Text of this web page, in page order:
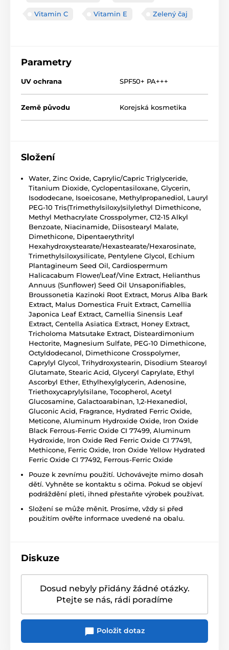
Vitamin C Vitamin E Zelený čaj
Parametry
UV ochrana SPF50+ PA+++
Země původu Korejská kosmetika
Složení
Water, Zinc Oxide, Caprylic/Capric Triglyceride,
Titanium Dioxide, Cyclopentasiloxane, Glycerin,
Isododecane, Isoeicosane, Methylpropanediol, Lauryl
PEG-10 Tris(Trimethylsiloxy)silylethyl Dimethicone,
Methyl Methacrylate Crosspolymer, C12-15 Alkyl
Benzoate, Niacinamide, Diisostearyl Malate,
Dimethicone, Dipentaerythrityl
Hexahydroxystearate/Hexastearate/Hexarosinate,
Trimethylsiloxysilicate, Pentylene Glycol, Echium
Plantagineum Seed Oil, Cardiospermum
Halicacabum Flower/Leaf/Vine Extract, Helianthus
Annuus (Sunflower) Seed Oil Unsaponifiables,
Broussonetia Kazinoki Root Extract, Morus Alba Bark
Extract, Malus Domestica Fruit Extract, Camellia
Japonica Leaf Extract, Camellia Sinensis Leaf
Extract, Centella Asiatica Extract, Honey Extract,
Tricholoma Matsutake Extract, Disteardimonium
Hectorite, Magnesium Sulfate, PEG-10 Dimethicone,
Octyldodecanol, Dimethicone Crosspolymer,
Caprylyl Glycol, Trihydroxystearin, Disodium Stearoyl
Glutamate, Stearic Acid, Glyceryl Caprylate, Ethyl
Ascorbyl Ether, Ethylhexylglycerin, Adenosine,
Triethoxycaprylylsilane, Tocopherol, Acetyl
Glucosamine, Galactoarabinan, 1,2-Hexanediol,
Gluconic Acid, Fragrance, Hydrated Ferric Oxide,
Meticone, Aluminum Hydroxide Oxide, Iron Oxide
Black Ferrous-Ferric Oxide CI 77499, Aluminum
Hydroxide, Iron Oxide Red Ferric Oxide CI 77491,
Methicone, Ferric Oxide, Iron Oxide Yellow Hydrated
Ferric Oxide CI 77492, Ferrous-Ferric Oxide
Pouze k zevnímu použití. Uchovávejte mimo dosah
dětí. Vyhněte se kontaktu s očima. Pokud se objeví
podráždění pleti, ihned přestaňte výrobek používat.
Složení se může měnit. Prosíme, vždy si před
použitím ověřte informace uvedené na obalu.
Diskuze
Dosud nebyly přidány žádné otázky.
Ptejte se nás, rádi poradíme
Položit dotaz